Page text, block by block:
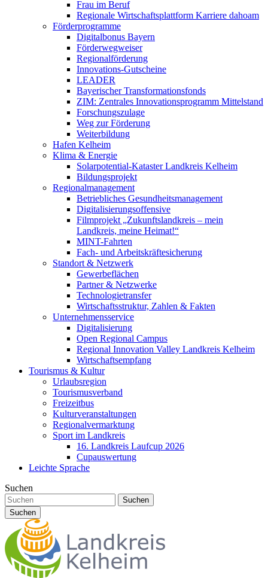
Frau im Beruf
Regionale Wirtschaftsplattform Karriere dahoam
Förderprogramme
Digitalbonus Bayern
Förderwegweiser
Regionalförderung
Innovations-Gutscheine
LEADER
Bayerischer Transformationsfonds
ZIM: Zentrales Innovationsprogramm Mittelstand
Forschungszulage
Weg zur Förderung
Weiterbildung
Hafen Kelheim
Klima & Energie
Solarpotential-Kataster Landkreis Kelheim
Bildungsprojekt
Regionalmanagement
Betriebliches Gesundheitsmanagement
Digitalisierungsoffensive
Filmprojekt „Zukunftslandkreis – mein
Landkreis, meine Heimat!“
MINT-Fahrten
Fach- und Arbeitskräftesicherung
Standort & Netzwerk
Gewerbeflächen
Partner & Netzwerke
Technologietransfer
Wirtschaftsstruktur, Zahlen & Fakten
Unternehmensservice
Digitalisierung
Open Regional Campus
Regional Innovation Valley Landkreis Kelheim
Wirtschaftsempfang
Tourismus & Kultur
Urlaubsregion
Tourismusverband
Freizeitbus
Kulturveranstaltungen
Regionalvermarktung
Sport im Landkreis
16. Landkreis Laufcup 2026
Cupauswertung
Leichte Sprache
Suchen
Suchen
Suchen